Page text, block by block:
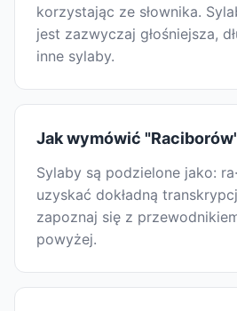
korzystając ze słownika.
jest zazwyczaj głośniejsza,
inne sylaby.
Jak wymówić
Sylaby są podzielone jako:
uzyskać dokładną
zapoznaj się z
powyżej.